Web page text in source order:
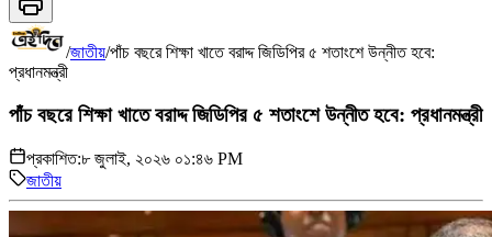
/জাতীয়/পাঁচ বছরে শিক্ষা খাতে বরাদ্দ জিডিপির ৫ শতাংশে উন্নীত হবে:
প্রধানমন্ত্রী
পাঁচ বছরে শিক্ষা খাতে বরাদ্দ জিডিপির ৫ শতাংশে উন্নীত হবে: প্রধানমন্ত্রী
প্রকাশিত:৮ জুলাই, ২০২৬ ০১:৪৬ PM
জাতীয়